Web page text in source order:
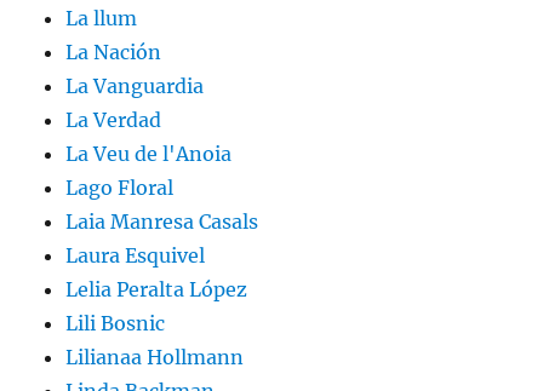
La llum
La Nación
La Vanguardia
La Verdad
La Veu de l'Anoia
Lago Floral
Laia Manresa Casals
Laura Esquivel
Lelia Peralta López
Lili Bosnic
Lilianaa Hollmann